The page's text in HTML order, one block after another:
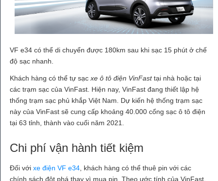
VF e34 có thể di chuyển được 180km sau khi sạc 15 phút ở chế
độ sạc nhanh.
Khách hàng có thể tự sạc xe ô tô điện VinFasttại nhà hoặc tại
các trạm sạc của VinFast. Hiện nay, VinFast đang thiết lập hệ
thống trạm sạc phủ khắp Việt Nam. Dự kiến hệ thống trạm sạc
này của VinFast sẽ cung cấp khoảng 40.000 cổng sạc ô tô điện
tại 63 tỉnh, thành vào cuối năm 2021.
Chi phí vận hành tiết kiệm
Đối với xe điện VF e34 , khách hàng có thể thuê pin với các
chính sách đột phá thay vì mua pin. Theo ước tính của VinFast,